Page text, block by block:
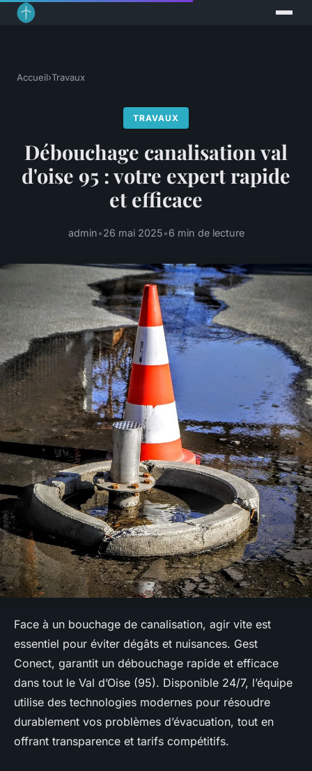
Accueil›Travaux
TRAVAUX
Débouchage canalisation val
d'oise 95 : votre expert rapide
et efficace
admin•26 mai 2025•6 min de lecture
Face à un bouchage de canalisation, agir vite est
essentiel pour éviter dégâts et nuisances. Gest
Conect, garantit un débouchage rapide et efficace
dans tout le Val d’Oise (95). Disponible 24/7, l’équipe
utilise des technologies modernes pour résoudre
durablement vos problèmes d’évacuation, tout en
offrant transparence et tarifs compétitifs.